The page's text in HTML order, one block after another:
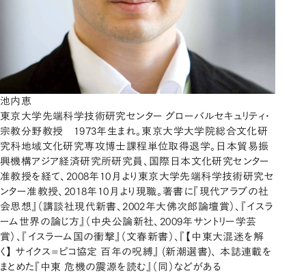
池内恵
東京大学先端科学技術研究センター グローバルセキュリティ・
宗教分野教授 1973年生まれ。東京大学大学院総合文化研
究科地域文化研究専攻博士課程単位取得退学。日本貿易振
興機構アジア経済研究所研究員、国際日本文化研究センター
准教授を経て、2008年10月より東京大学先端科学技術研究セ
ンター准教授、2018年10月より現職。著書に『現代アラブの社
会思想』（講談社現代新書、2002年大佛次郎論壇賞）、『イスラ
ーム世界の論じ方』（中央公論新社、2009年サントリー学芸
賞）、『イスラーム国の衝撃』（文春新書）、『【中東大混迷を解
く】 サイクス=ピコ協定 百年の呪縛』 (新潮選書)、 本誌連載を
まとめた『中東 危機の震源を読む』（同）などがある